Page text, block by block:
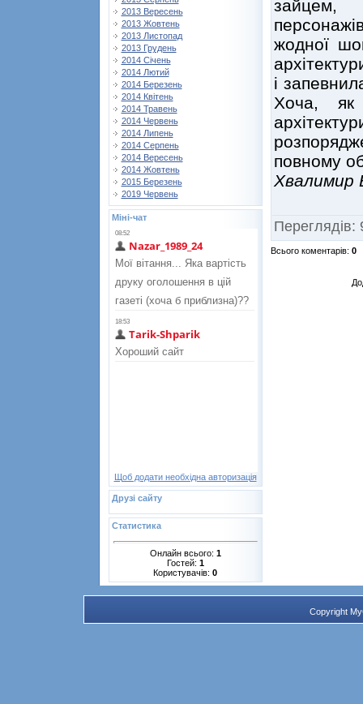
2013 Вересень
2013 Жовтень
2013 Листопад
2013 Грудень
2014 Січень
2014 Лютий
2014 Березень
2014 Квітень
2014 Травень
2014 Червень
2014 Липень
2014 Серпень
2014 Вересень
2014 Жовтень
2015 Березень
2019 Червень
Міні-чат
Щоб додати необхідна авторизація
Друзі сайту
Статистика
Онлайн всього: 1
Гостей: 1
Користувачів: 0
зайцем,
жодної
і
Хоча, як
повному
Хвалимир
Переглядів:
Всього коментарів: 0
Copyright